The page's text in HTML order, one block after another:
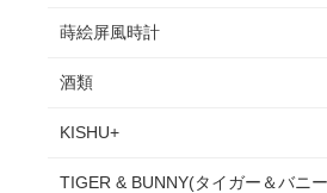
蒔絵屏風時計
酒類
KISHU+
TIGER & BUNNY(タイガー＆バニ